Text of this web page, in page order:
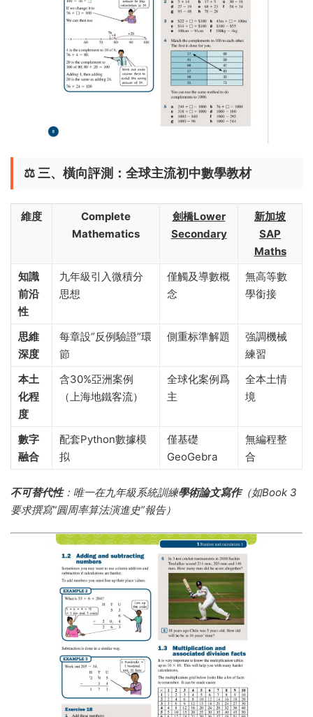
⚖️ ​ 三、橫向評測：全球主流初中數學教材
維度
Complete
Mathematics
劍橋Lower
Secondary
新加坡
SAP
Maths
知識
前沿
性
九年級引入微積分
思想
僅觸及導數概
念
無高等數
學銜接
思維
深度
每章設“反例驗證”環
節
側重标準解題
強調機械
練習
本土
化程
度
含30%亞洲案例
（上海地鐵客流）
全球化案例爲
主
全本土情
境
數字
融合
配套Python數據模
拟
僅基礎
GeoGebra
無編程整
合
不可替代性​：唯一在九年級系統訓練學術論文寫作​（如Book 3
要求撰寫“圓周率算法演進史”報告）